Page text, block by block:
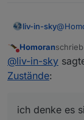
liv-in-sky@
ich
Nicht stören
Homoran
zuletzt
@liv-in-sky
Zustände:
ich denke es